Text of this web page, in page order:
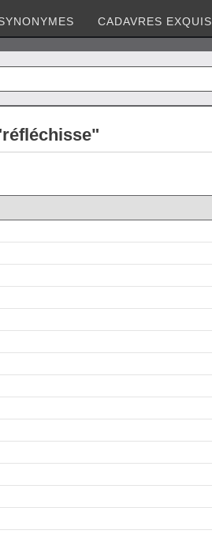
CADAVRES EXQUIS